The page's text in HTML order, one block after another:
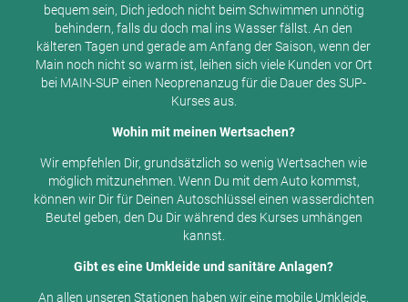
bequem sein, Dich jedoch nicht beim Schwimmen unnötig
behindern, falls du doch mal ins Wasser fällst. An den
kälteren Tagen und gerade am Anfang der Saison, wenn der
Main noch nicht so warm ist, leihen sich viele Kunden vor Ort
bei MAIN-SUP einen Neoprenanzug für die Dauer des SUP-
Kurses aus.
Wohin mit meinen Wertsachen?
Wir empfehlen Dir, grundsätzlich so wenig Wertsachen wie
möglich mitzunehmen. Wenn Du mit dem Auto kommst,
können wir Dir für Deinen Autoschlüssel einen wasserdichten
Beutel geben, den Du Dir während des Kurses umhängen
kannst.
Gibt es eine Umkleide und sanitäre Anlagen?
An allen unseren Stationen haben wir eine mobile Umkleide,